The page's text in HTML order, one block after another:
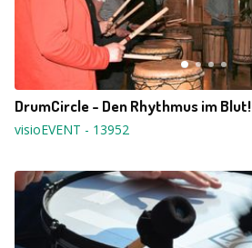
DrumCircle - Den Rhythmus im Blut!
visioEVENT - 13952